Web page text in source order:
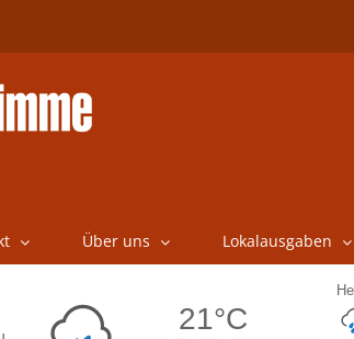
Über uns Lokalausgaben